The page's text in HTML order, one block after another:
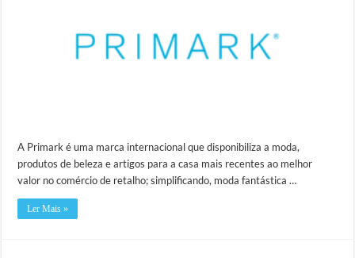
A Primark é uma marca internacional que disponibiliza a moda,
produtos de beleza e artigos para a casa mais recentes ao melhor
valor no comércio de retalho; simplificando, moda fantástica …
Ler Mais »